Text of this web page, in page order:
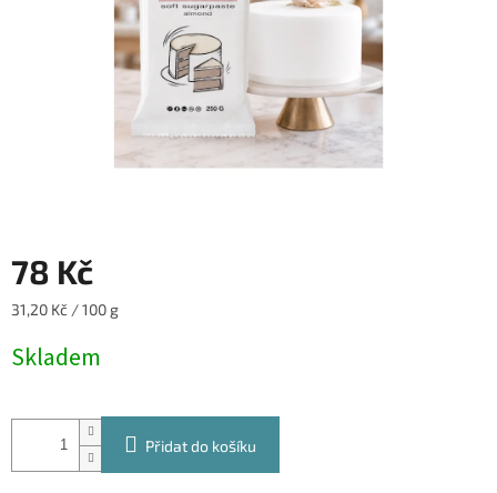
78 Kč
Měrná
31,20 Kč / 100 g
Skladem
Přidat do košíku